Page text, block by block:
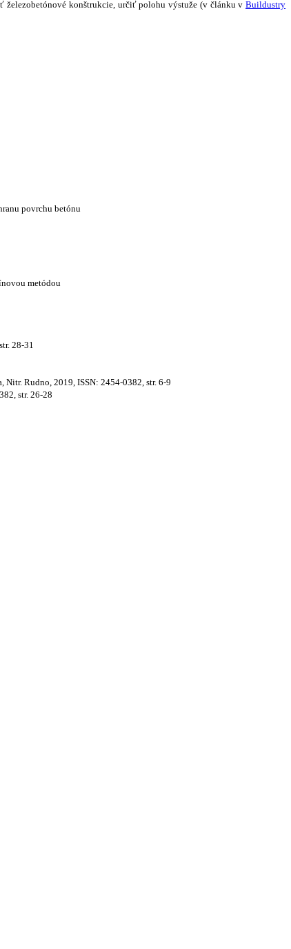
železobetónové konštrukcie, určiť polohu výstuže (v článku vBuildustry
povrchu betónu
metódou
28-31
Nitr. Rudno, 2019, ISSN: 2454-0382, str. 6-9
str. 26-28